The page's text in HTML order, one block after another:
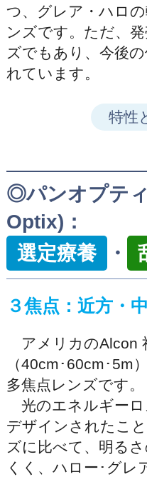
つ、グレア・ハロ
ンズです。ただ、
ズでもあり、今後
れています。
特性
◎パンオプテ
Optix)：
選定療養
・
３焦点：近方・
アメリカのAlcon
（40cm･60cm･5m
多焦点レンズです。
光のエネルギーロ
デザインされたこ
ズに比べて、明る
くく、ハロー･グレ